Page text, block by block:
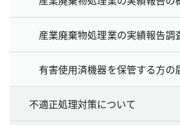
産業廃棄物処理業の実績報告調
有害使用済機器を保管する方の
不適正処理対策について